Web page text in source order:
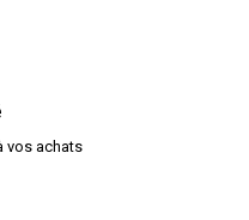
vos achats